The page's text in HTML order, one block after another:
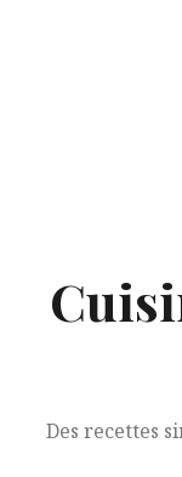
Des recettes